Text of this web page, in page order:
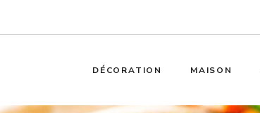
DÉCORATION MAISON